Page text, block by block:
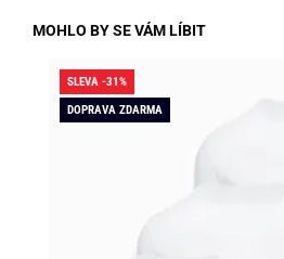
MOHLO BY SE VÁM LÍBIT
SLEVA -31%
DOPRAVA ZDARMA